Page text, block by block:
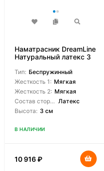
Наматрасник DreamLine
Натуральный латекс 3
Тип: Беспружинный
Жесткость 1: Мягкая
Жесткость 2: Мягкая
Состав сторон: Латекс
Высота: 3 см
В НАЛИЧИИ
10 916₽